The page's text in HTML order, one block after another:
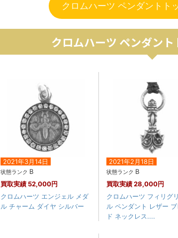
クロムハーツ ペンダントト
クロムハーツ ペンダン
2021年3月14日
状態ランク B
買取実績 52,000円
クロムハーツ エンジェル メダ
ル チャーム ダイヤ シルバー
2021年2月18日
状態ランク B
買取実績28,000円
クロムハーツ フィリグ
ル ペンダント レザー ブ
ド ネックレス....